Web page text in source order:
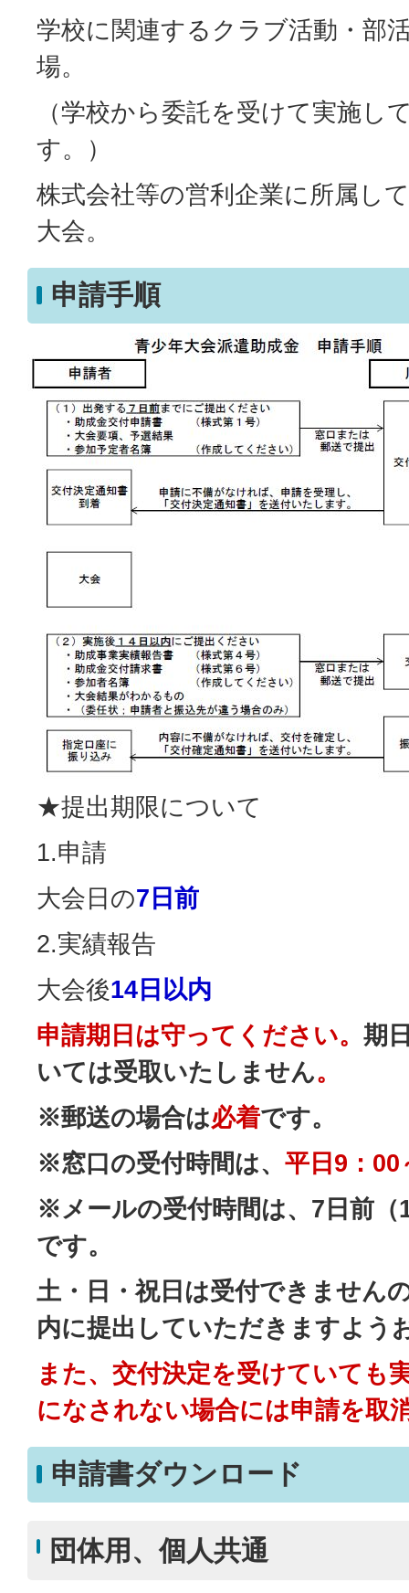
学校に関連するクラブ活動・部
場。
（学校から委託を受けて実施し
す。）
株式会社等の営利企業に所属し
大会。
申請手順
★提出期限について
1.申請
大会日の7日前
2.実績報告
大会後14日以内
申請期日は守ってください。 期
いては受取いたしません。
※郵送の場合は必着です。
※窓口の受付時間は、 平日9：00
※メールの受付時間は、7日前（
です。
土・日・祝日は受付できません
内に提出していただきますよう
また、交付決定を受けていても
になされない場合には申請を取
申請書ダウンロード
団体用、個人共通